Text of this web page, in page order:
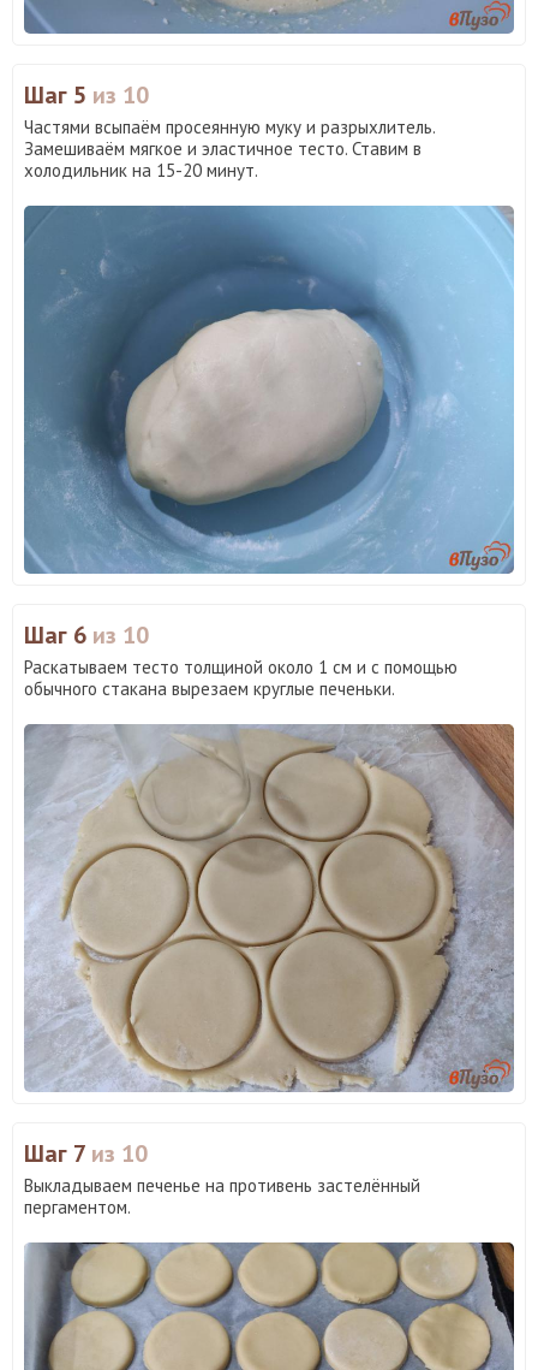
Шаг 5 из 10
Частями всыпаём просеянную муку и разрыхлитель.
Замешиваём мягкое и эластичное тесто. Ставим в
холодильник на 15-20 минут.
Шаг 6 из 10
Раскатываем тесто толщиной около 1 см и с помощью
обычного стакана вырезаем круглые печеньки.
Шаг 7 из 10
Выкладываем печенье на противень застелённый
пергаментом.